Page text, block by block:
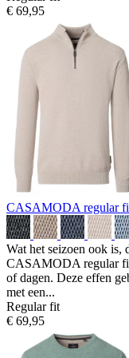
€ 69,95
CASAMODA regular
Wat het seizoen ook is,
CASAMODA regular
of dagen. Deze effen
met een...
Regular fit
€ 69,95